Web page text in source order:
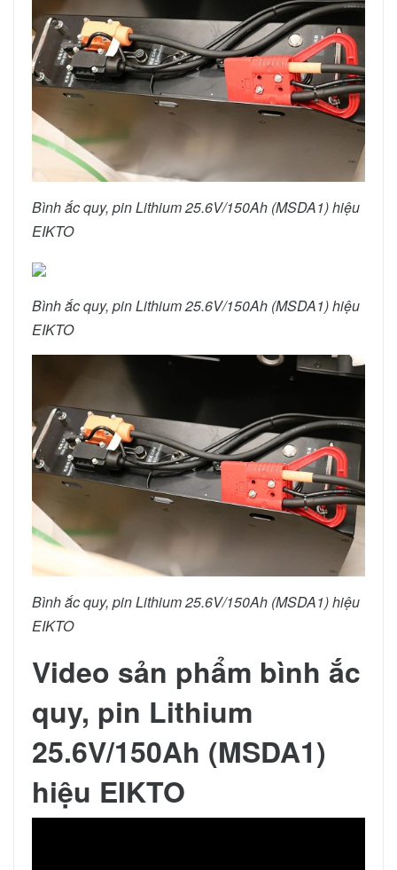
Bình ắc quy, pin Lithium 25.6V/150Ah (MSDA1) hiệu
EIKTO
Bình ắc quy, pin Lithium 25.6V/150Ah (MSDA1) hiệu
EIKTO
Bình ắc quy, pin Lithium 25.6V/150Ah (MSDA1) hiệu
EIKTO
Video sản phẩm bình ắc
quy, pin Lithium
25.6V/150Ah (MSDA1)
hiệu EIKTO